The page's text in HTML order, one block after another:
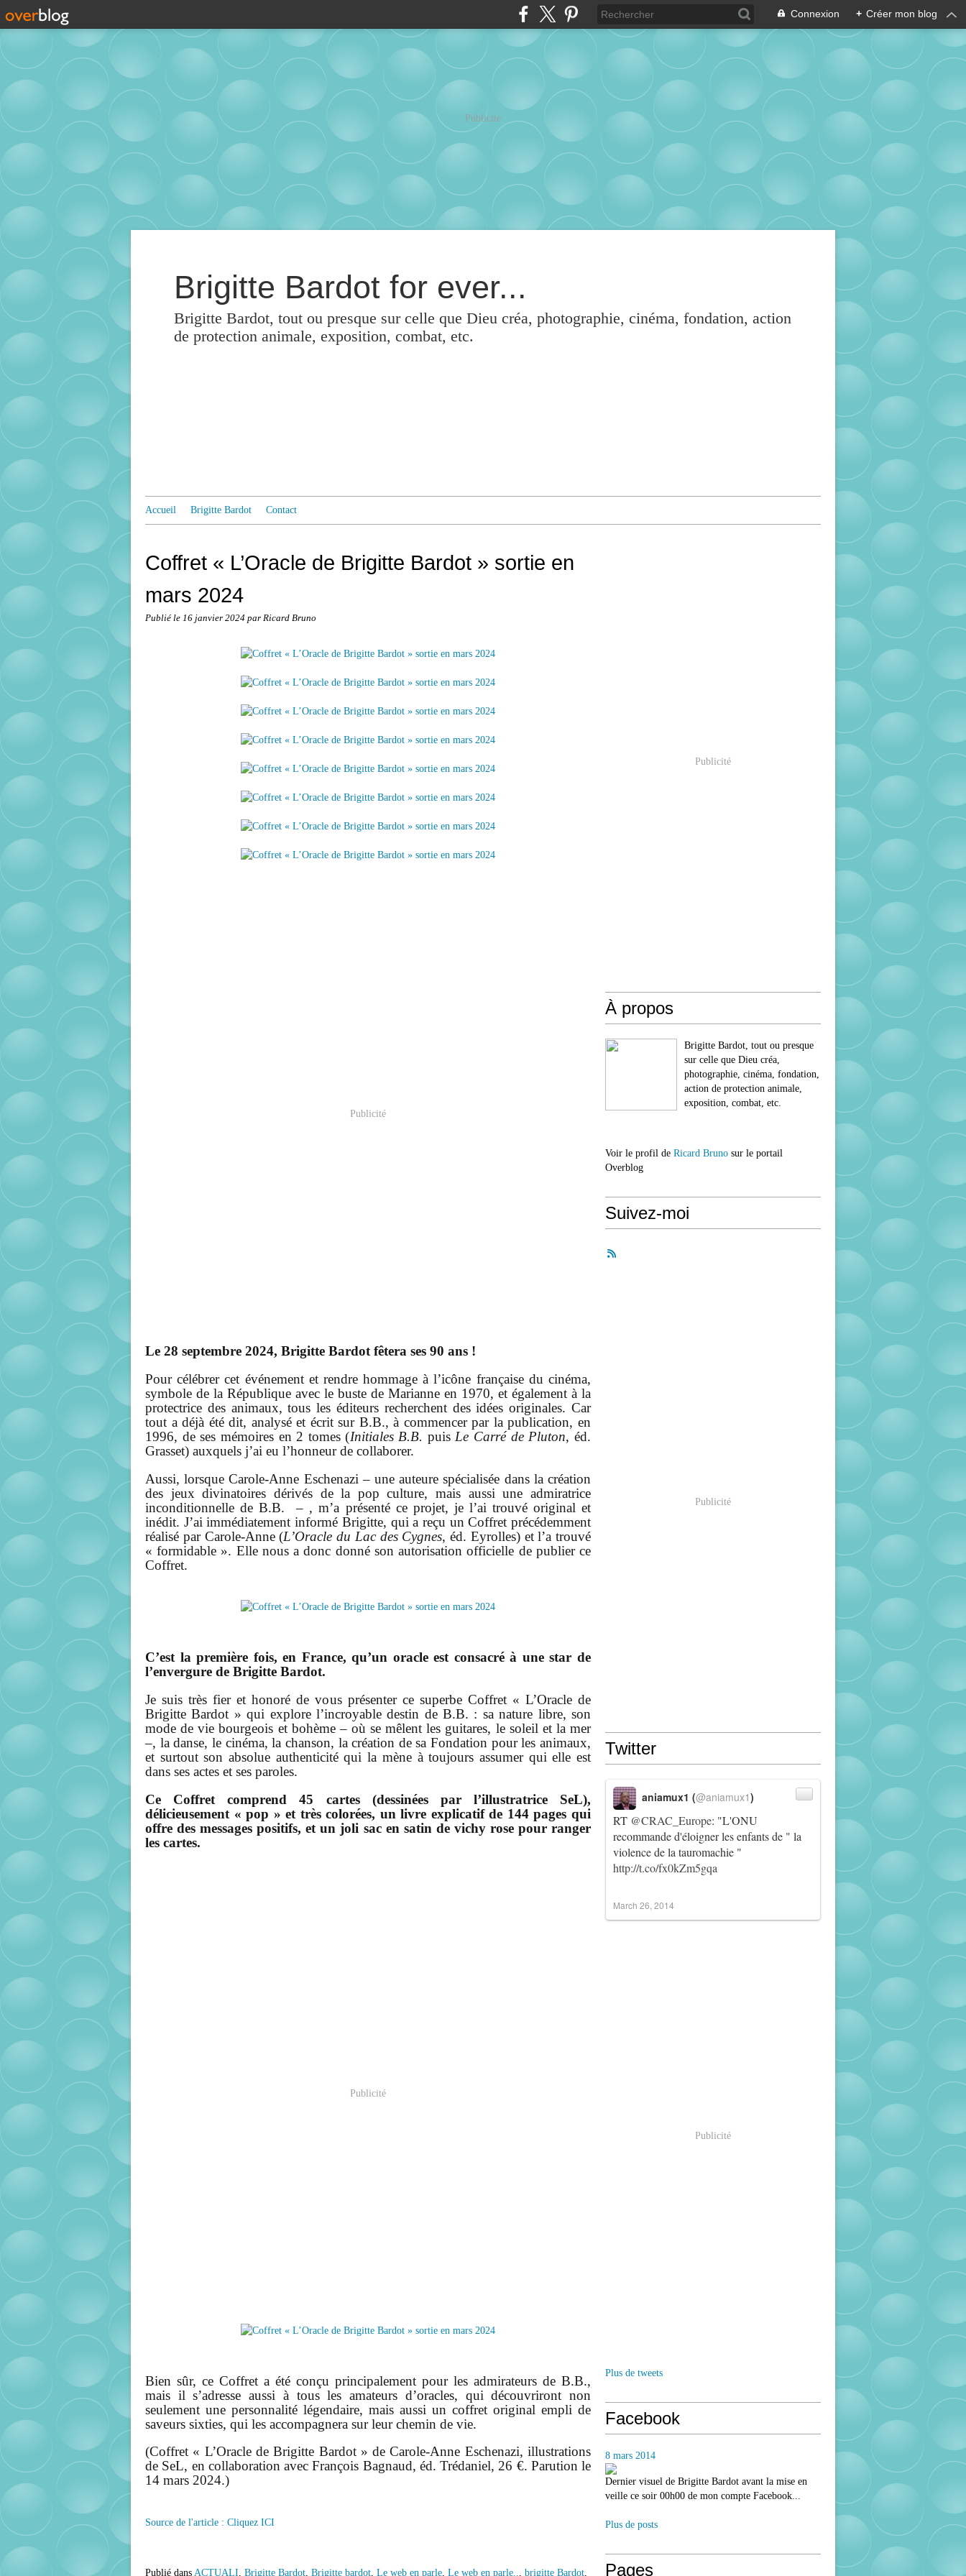
Connexion + Créer mon blog
Publicité
Brigitte Bardot for ever...
Brigitte Bardot, tout ou presque sur celle que Dieu créa, photographie, cinéma, fondation, action
de protection animale, exposition, combat, etc.
Accueil Brigitte Bardot Contact
Coffret « L’Oracle de Brigitte Bardot » sortie en
mars 2024
Publié le 16 janvier 2024 par Ricard Bruno
Publicité
Le 28 septembre 2024, Brigitte Bardot fêtera ses 90 ans !
Pour célébrer cet événement et rendre hommage à l’icône française du cinéma,
symbole de la République avec le buste de Marianne en 1970, et également à la
protectrice des animaux, tous les éditeurs recherchent des idées originales. Car
tout a déjà été dit, analysé et écrit sur B.B., à commencer par la publication, en
1996, de ses mémoires en 2 tomes (Initiales B.B. puis Le Carré de Pluton, éd.
Grasset) auxquels j’ai eu l’honneur de collaborer.
Aussi, lorsque Carole-Anne Eschenazi – une auteure spécialisée dans la création
des jeux divinatoires dérivés de la pop culture, mais aussi une admiratrice
inconditionnelle de B.B. – , m’a présenté ce projet, je l’ai trouvé original et
inédit. J’ai immédiatement informé Brigitte, qui a reçu un Coffret précédemment
réalisé par Carole-Anne (L’Oracle du Lac des Cygnes, éd. Eyrolles) et l’a trouvé
« formidable ». Elle nous a donc donné son autorisation officielle de publier ce
Coffret.
C’est la première fois, en France, qu’un oracle est consacré à une star de
l’envergure de Brigitte Bardot.
Je suis très fier et honoré de vous présenter ce superbe Coffret « L’Oracle de
Brigitte Bardot » qui explore l’incroyable destin de B.B. : sa nature libre, son
mode de vie bourgeois et bohème – où se mêlent les guitares, le soleil et la mer
–, la danse, le cinéma, la chanson, la création de sa Fondation pour les animaux,
et surtout son absolue authenticité qui la mène à toujours assumer qui elle est
dans ses actes et ses paroles.
Ce Coffret comprend 45 cartes (dessinées par l’illustratrice SeL),
délicieusement « pop » et très colorées, un livre explicatif de 144 pages qui
offre des messages positifs, et un joli sac en satin de vichy rose pour ranger
les cartes.
Publicité
Bien sûr, ce Coffret a été conçu principalement pour les admirateurs de B.B.,
mais il s’adresse aussi à tous les amateurs d’oracles, qui découvriront non
seulement une personnalité légendaire, mais aussi un coffret original empli de
saveurs sixties, qui les accompagnera sur leur chemin de vie.
(Coffret « L’Oracle de Brigitte Bardot » de Carole-Anne Eschenazi, illustrations
de SeL, en collaboration avec François Bagnaud, éd. Trédaniel, 26 €. Parution le
14 mars 2024.)
Source de l'article : Cliquez ICI
Publié dans ACTUALI, Brigitte Bardot, Brigitte bardot, Le web en parle, Le web en parle.., brigitte Bardot,
Publicité
À propos
Brigitte Bardot, tout ou presque
sur celle que Dieu créa,
photographie, cinéma, fondation,
action de protection animale,
exposition, combat, etc.
Voir le profil de Ricard Bruno sur le portail
Overblog
Suivez-moi
Publicité
Twitter
RT @CRAC_Europe: "L'ONU
recommande d'éloigner les enfants de " la
violence de la tauromachie "
http://t.co/fx0kZm5gqa
aniamux1 (@aniamux1)
March 26, 2014
Publicité
Plus de tweets
Facebook
8 mars 2014
Dernier visuel de Brigitte Bardot avant la mise en
veille ce soir 00h00 de mon compte Facebook...
Plus de posts
Pages